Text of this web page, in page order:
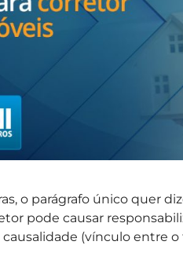
o parágrafo único quer
pode causar
(vínculo entre o